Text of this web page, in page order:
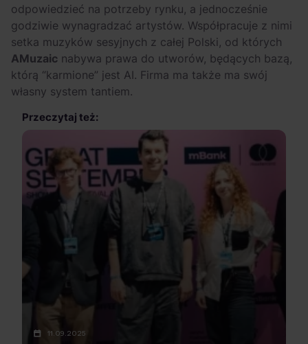
odpowiedzieć na potrzeby rynku, a jednocześnie
godziwie wynagradzać artystów. Współpracuje z nimi
setka muzyków sesyjnych z całej Polski, od których
AMuzaic nabywa prawa do utworów, będących bazą,
którą “karmione” jest AI. Firma ma także ma swój
własny system tantiem.
Przeczytaj też:
11.09.2025